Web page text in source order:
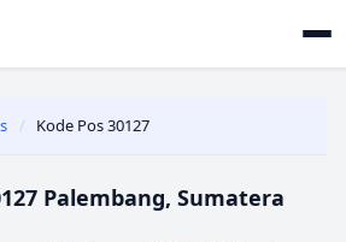
/ Kode Pos 30127
Palembang, Sumatera